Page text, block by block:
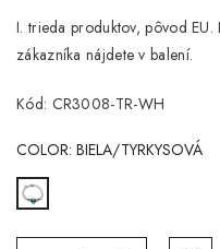
I. trieda produktov, pôvod
zákazníka nájdete v balení.
Kód: CR3008-TR-WH
COLOR: BIELA/TYRKYSOVÁ